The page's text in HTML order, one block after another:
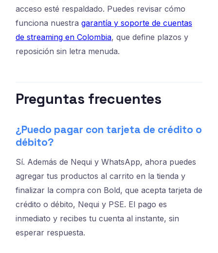
acceso esté respaldado. Puedes revisar cómo
funciona nuestra garantía y soporte de cuentas
de streaming en Colombia, que define plazos y
reposición sin letra menuda.
Preguntas frecuentes
¿Puedo pagar con tarjeta de crédito o
débito?
Sí. Además de Nequi y WhatsApp, ahora puedes
agregar tus productos al carrito en la tienda y
finalizar la compra con Bold, que acepta tarjeta de
crédito o débito, Nequi y PSE. El pago es
inmediato y recibes tu cuenta al instante, sin
esperar respuesta.